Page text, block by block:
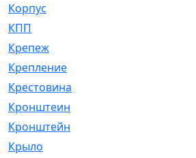
Корпус
КПП
Крепеж
Крепление
Крестовина
Кронштеин
Кронштейн
Крыло